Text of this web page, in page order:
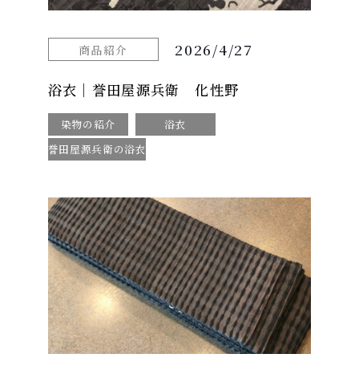
商品紹介 2026/4/27
浴衣｜誉田屋源兵衛 化性野
染物の紹介
浴衣
誉田屋源兵衛の浴衣